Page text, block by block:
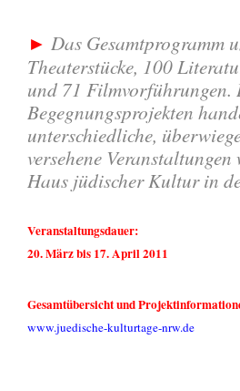
► Das Gesamtprogramm
Theaterstücke, 100
und 71 Filmvorführungen.
Begegnungsprojekten
unterschiedliche,
versehene
Haus jüdischer Kultur in
Veranstaltungsdauer:
20. März bis 17. April 2011
Gesamtübersicht und
www.juedische-kulturtage-nrw.de